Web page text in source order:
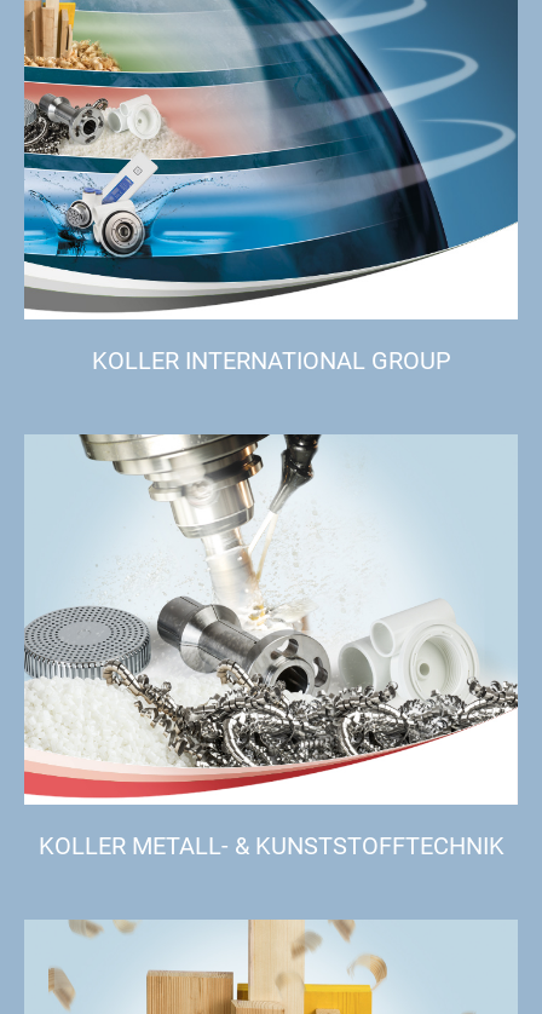
KOLLER INTERNATIONAL GROUP
KOLLER METALL- & KUNSTSTOFFTECHNIK